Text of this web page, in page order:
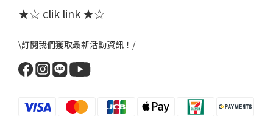
★☆ clik link ★☆
\訂閱我們獲取最新活動資訊！/